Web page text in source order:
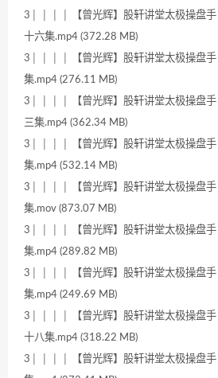
3│ │ │ │ 【曾光辉】股轩讲堂太极操盘
十六集.mp4 (372.28 MB)
3│ │ │ │ 【曾光辉】股轩讲堂太极操盘
集.mp4 (276.11 MB)
3│ │ │ │ 【曾光辉】股轩讲堂太极操盘
三集.mp4 (362.34 MB)
3│ │ │ │ 【曾光辉】股轩讲堂太极操盘
集.mp4 (532.14 MB)
3│ │ │ │ 【曾光辉】股轩讲堂太极操盘
集.mov (873.07 MB)
3│ │ │ │ 【曾光辉】股轩讲堂太极操盘
集.mp4 (289.82 MB)
3│ │ │ │ 【曾光辉】股轩讲堂太极操盘手
集.mp4 (249.69 MB)
3│ │ │ │ 【曾光辉】股轩讲堂太极操盘
十八集.mp4 (318.22 MB)
3│ │ │ │ 【曾光辉】股轩讲堂太极操盘